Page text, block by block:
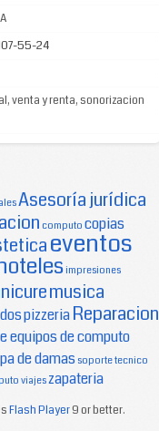
55-24
venta y renta, sonorizacion
Asesoría jurídica
computo copias
eventos
impresiones
musica
pizzeriaReparacion
equipos de computo
de damassoporte tecnico
viajeszapateria
Flash Player9 or better.